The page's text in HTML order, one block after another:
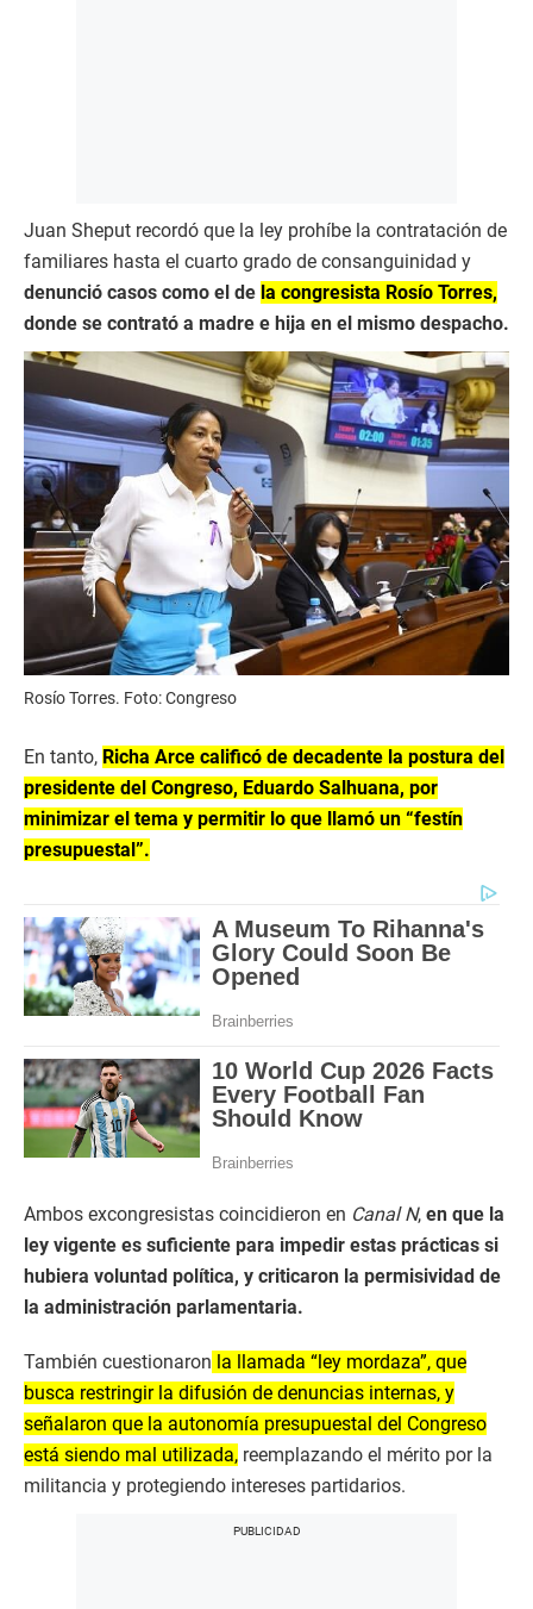
Juan Sheput recordó que la ley prohíbe la contratación de
familiares hasta el cuarto grado de consanguinidad y
denunció casos como el de la congresista Rosío Torres,
donde se contrató a madre e hija en el mismo despacho.
Rosío Torres. Foto: Congreso
En tanto, Richa Arce calificó de decadente la postura del
presidente del Congreso, Eduardo Salhuana, por
minimizar el tema y permitir lo que llamó un “festín
presupuestal”.
Ambos excongresistas coincidieron en Canal N, en que la
ley vigente es suficiente para impedir estas prácticas si
hubiera voluntad política, y criticaron la permisividad de
la administración parlamentaria.
También cuestionaron la llamada “ley mordaza”, que
busca restringir la difusión de denuncias internas, y
señalaron que la autonomía presupuestal del Congreso
está siendo mal utilizada, reemplazando el mérito por la
militancia y protegiendo intereses partidarios.